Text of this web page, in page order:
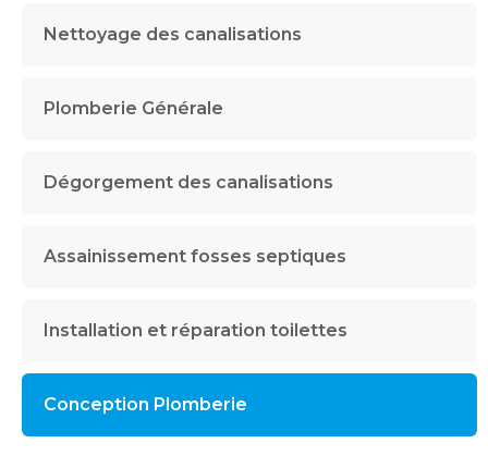
Nettoyage des canalisations
Plomberie Générale
Dégorgement des canalisations
Assainissement fosses septiques
Installation et réparation toilettes
Conception Plomberie